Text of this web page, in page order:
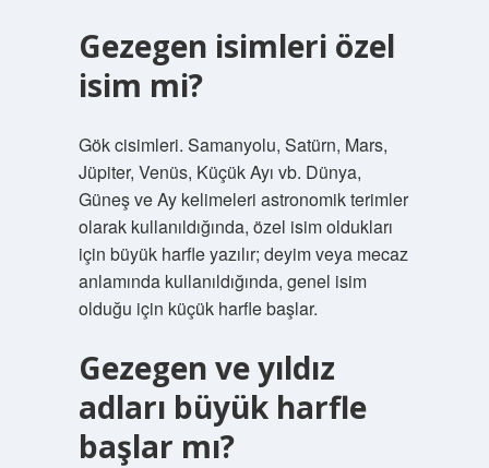
Gezegen isimleri özel
isim mi?
Gök cisimleri. Samanyolu, Satürn, Mars,
Jüpiter, Venüs, Küçük Ayı vb. Dünya,
Güneş ve Ay kelimeleri astronomik terimler
olarak kullanıldığında, özel isim oldukları
için büyük harfle yazılır; deyim veya mecaz
anlamında kullanıldığında, genel isim
olduğu için küçük harfle başlar.
Gezegen ve yıldız
adları büyük harfle
başlar mı?